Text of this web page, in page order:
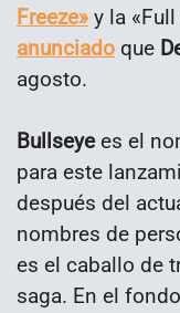
Freeze» y la
anunciado que
agosto.
Bullseyees el
para este
después del
nombres de
es el caballo de
saga. En el